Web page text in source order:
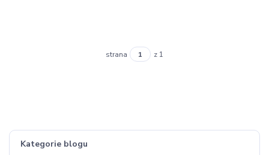
Kategorie blogu
strana z 1